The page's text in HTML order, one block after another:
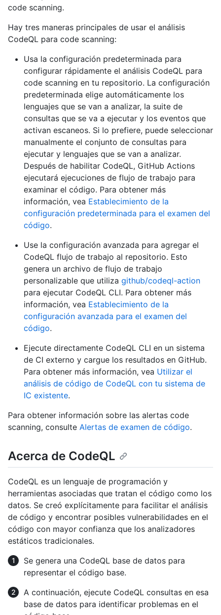
code scanning.
Hay tres maneras principales de usar el análisis
CodeQL para code scanning:
Usa la configuración predeterminada para
configurar rápidamente el análisis CodeQL para
code scanning en tu repositorio. La configuración
predeterminada elige automáticamente los
lenguajes que se van a analizar, la suite de
consultas que se va a ejecutar y los eventos que
activan escaneos. Si lo prefiere, puede seleccionar
manualmente el conjunto de consultas para
ejecutar y lenguajes que se van a analizar.
Después de habilitar CodeQL, GitHub Actions
ejecutará ejecuciones de flujo de trabajo para
examinar el código. Para obtener más
información, vea Establecimiento de la
configuración predeterminada para el examen del
código.
Use la configuración avanzada para agregar el
CodeQL flujo de trabajo al repositorio. Esto
genera un archivo de flujo de trabajo
personalizable que utiliza github/codeql-action
para ejecutar CodeQL CLI. Para obtener más
información, vea Establecimiento de la
configuración avanzada para el examen del
código.
Ejecute directamente CodeQL CLI en un sistema
de CI externo y cargue los resultados en GitHub.
Para obtener más información, vea Utilizar el
análisis de código de CodeQL con tu sistema de
IC existente.
Para obtener información sobre las alertas code
scanning, consulte Alertas de examen de código.
Acerca de CodeQL
CodeQL es un lenguaje de programación y
herramientas asociadas que tratan el código como los
datos. Se creó explícitamente para facilitar el análisis
de código y encontrar posibles vulnerabilidades en el
código con mayor confianza que los analizadores
estáticos tradicionales.
Se genera una CodeQL base de datos para
representar el código base.
A continuación, ejecute CodeQL consultas en esa
base de datos para identificar problemas en el